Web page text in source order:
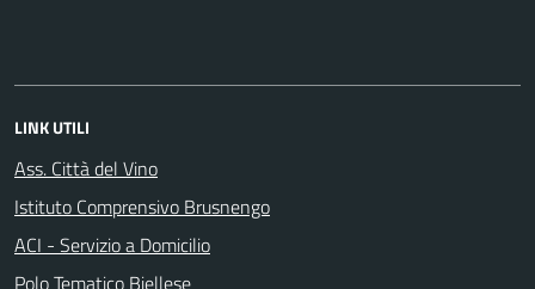
LINK UTILI
Ass. Città del Vino
Istituto Comprensivo Brusnengo
ACI - Servizio a Domicilio
Polo Tematico Biellese